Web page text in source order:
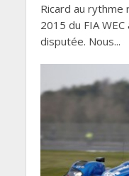
Ricard au rythme
2015 du FIA
disputée. Nous...